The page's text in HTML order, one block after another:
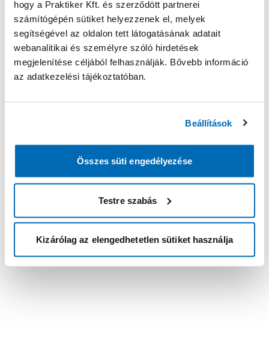
hogy a Praktiker Kft. és szerződött partnerei
számítógépén sütiket helyezzenek el, melyek
segítségével az oldalon tett látogatásának adatait
webanalitikai és személyre szóló hirdetések
megjelenítése céljából felhasználják. Bővebb információ
az adatkezelési tájékoztatóban.
Beállítások
Összes süti engedélyezése
Testre szabás
Kizárólag az elengedhetetlen sütiket használja